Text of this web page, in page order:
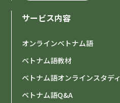
サービス内容
オンラインベトナム語
ベトナム語教材
ベトナム語オンラインスタディ
ベトナム語Q&A